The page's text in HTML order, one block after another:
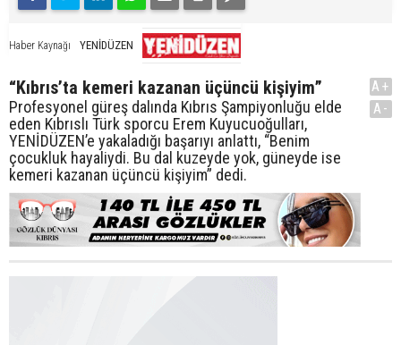
Haber Kaynağı YENİDÜZEN
“Kıbrıs’ta kemeri kazanan üçüncü kişiyim”
Profesyonel güreş dalında Kıbrıs Şampiyonluğu elde
eden Kıbrıslı Türk sporcu Erem Kuyucuoğulları,
YENİDÜZEN’e yakaladığı başarıyı anlattı, “Benim
çocukluk hayaliydi. Bu dal kuzeyde yok, güneyde ise
kemeri kazanan üçüncü kişiyim” dedi.
A+
A-